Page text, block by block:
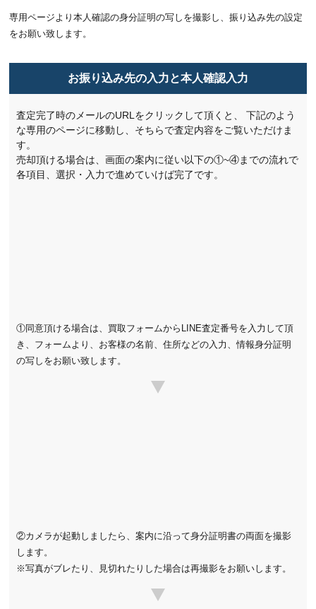
専用ページより本人確認の身分証明の写しを撮影し、振り込み先の設定
をお願い致します。
お振り込み先の入力と本人確認入力
査定完了時のメールのURLをクリックして頂くと、
下記のよう
な専用のページに移動し、そちらで査定内容をご覧いただけま
す。
売却頂ける場合は、画面の案内に従い以下の①~④までの流れで
各項目、選択・入力で進めていけば完了です。
①同意頂ける場合は、買取フォームからLINE査定番号を入力して頂
き、フォームより、お客様の名前、住所などの入力、情報身分証明
の写しをお願い致します。
②カメラが起動しましたら、案内に沿って身分証明書の両面を撮影
します。
※写真がブレたり、見切れたりした場合は再撮影をお願いします。